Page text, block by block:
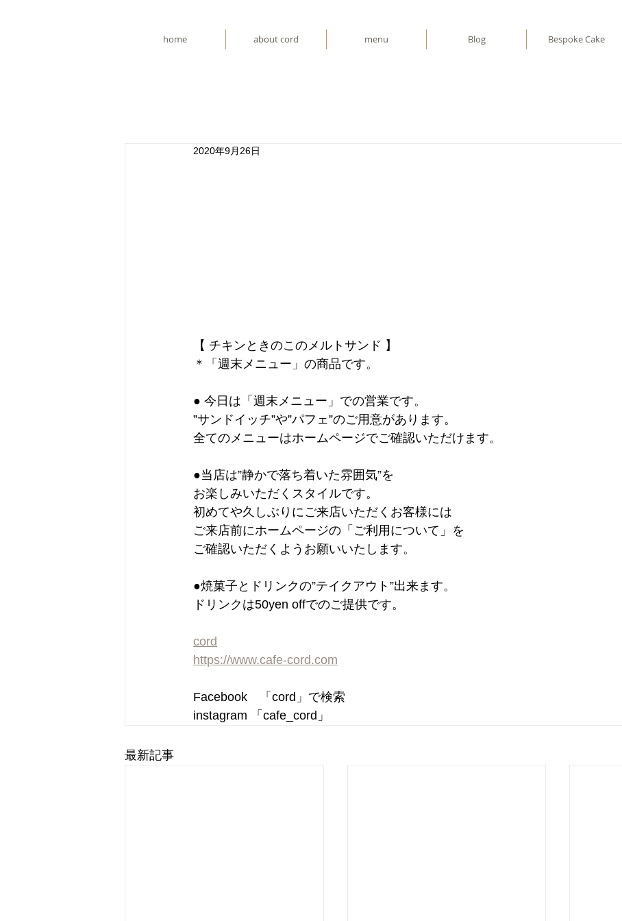
home about cord menu Blog Bespoke Cake
2020年9月26日
【 チキンときのこのメルトサンド 】
＊「週末メニュー」の商品です。
● 今日は「週末メニュー」での営業です。
”サンドイッチ”や”パフェ”のご用意があります。
全てのメニューはホームページでご確認いただけます。
●当店は”静かで落ち着いた雰囲気”を
お楽しみいただくスタイルです。
初めてや久しぶりにご来店いただくお客様には
ご来店前にホームページの「ご利用について」を
ご確認いただくようお願いいたします。
●焼菓子とドリンクの”テイクアウト”出来ます。
ドリンクは50yen offでのご提供です。
cord
https://www.cafe-cord.com
Facebook　「cord」で検索
instagram 「cafe_cord」
最新記事